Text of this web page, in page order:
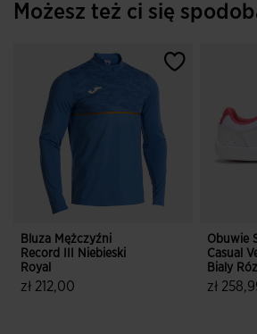
Możesz też ci się
Bluza Mężczyźni
Record III Niebieski
Royal
zł 212,00
Obuwie
Casual
Bialy
zł